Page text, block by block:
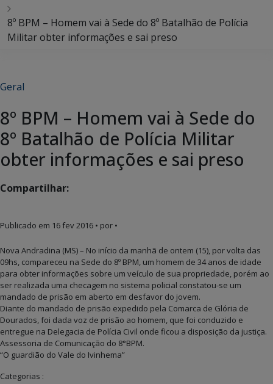
8º BPM – Homem vai à Sede do 8º Batalhão de Polícia
Militar obter informações e sai preso
Geral
8º BPM – Homem vai à Sede do
8º Batalhão de Polícia Militar
obter informações e sai preso
Compartilhar:
Publicado em 16 fev 2016 • por •
Nova Andradina (MS) – No início da manhã de ontem (15), por volta das
09hs, compareceu na Sede do 8º BPM, um homem de 34 anos de idade
para obter informações sobre um veículo de sua propriedade, porém ao
ser realizada uma checagem no sistema policial constatou-se um
mandado de prisão em aberto em desfavor do jovem.
Diante do mandado de prisão expedido pela Comarca de Glória de
Dourados, foi dada voz de prisão ao homem, que foi conduzido e
entregue na Delegacia de Polícia Civil onde ficou a disposição da justiça.
Assessoria de Comunicação do 8°BPM.
“O guardião do Vale do Ivinhema”
Categorias :